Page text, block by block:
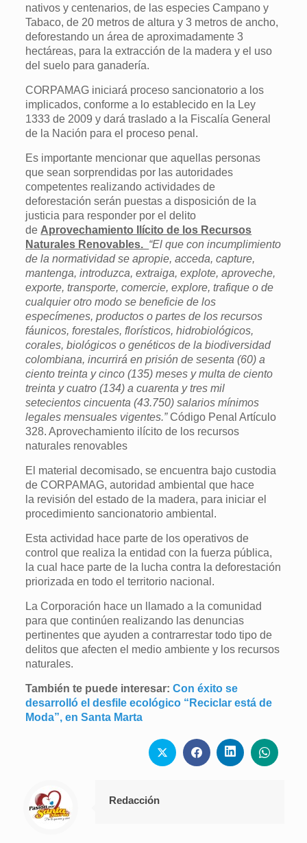
nativos y centenarios, de las especies Campano y
Tabaco, de 20 metros de altura y 3 metros de ancho,
deforestando un área de aproximadamente 3
hectáreas, para la extracción de la madera y el uso
del suelo para ganadería.
CORPAMAG iniciará proceso sancionatorio a los
implicados, conforme a lo establecido en la Ley
1333 de 2009 y dará traslado a la Fiscalía General
de la Nación para el proceso penal.
Es importante mencionar que aquellas personas
que sean sorprendidas por las autoridades
competentes realizando actividades de
deforestación serán puestas a disposición de la
justicia para responder por el delito
de Aprovechamiento Ilícito de los Recursos
Naturales Renovables. “El que con incumplimiento
de la normatividad se apropie, acceda, capture,
mantenga, introduzca, extraiga, explote, aproveche,
exporte, transporte, comercie, explore, trafique o de
cualquier otro modo se beneficie de los
especímenes, productos o partes de los recursos
fáunicos, forestales, florísticos, hidrobiológicos,
corales, biológicos o genéticos de la biodiversidad
colombiana, incurrirá en prisión de sesenta (60) a
ciento treinta y cinco (135) meses y multa de ciento
treinta y cuatro (134) a cuarenta y tres mil
setecientos cincuenta (43.750) salarios mínimos
legales mensuales vigentes.”Código Penal Artículo
328. Aprovechamiento ilícito de los recursos
naturales renovables
El material decomisado, se encuentra bajo custodia
de CORPAMAG, autoridad ambiental que hace
la revisión del estado de la madera, para iniciar el
procedimiento sancionatorio ambiental.
Esta actividad hace parte de los operativos de
control que realiza la entidad con la fuerza pública,
la cual hace parte de la lucha contra la deforestación
priorizada en todo el territorio nacional.
La Corporación hace un llamado a la comunidad
para que continúen realizando las denuncias
pertinentes que ayuden a contrarrestar todo tipo de
delitos que afecten el medio ambiente y los recursos
naturales.
También te puede interesar:Con éxito se
desarrolló el desfile ecológico “Reciclar está de
Moda”, en Santa Marta
Redacción